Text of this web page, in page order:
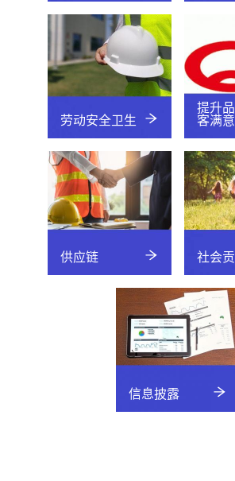
劳动安全卫生
提升
客满
供应链 社会
信息披露